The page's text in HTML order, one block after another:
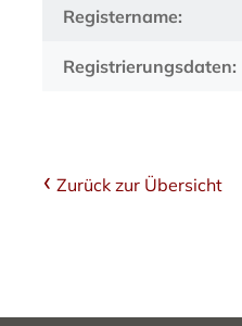
Registername:
Registrierungsdaten:
Zurück zur Übersicht